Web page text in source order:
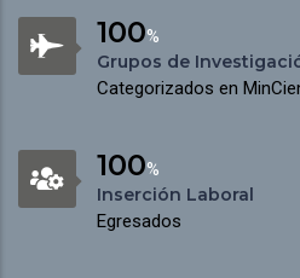
100%
Grupos de
Categorizados en
100%
Inserción Laboral
Egresados